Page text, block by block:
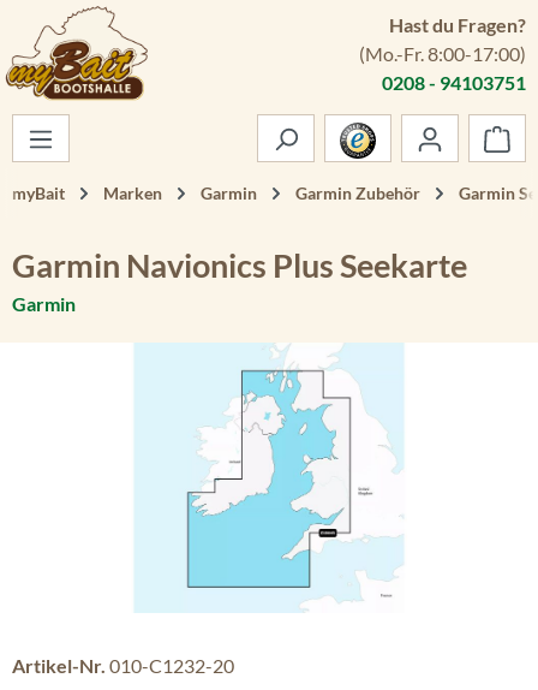
Zum Hauptinhalt springen
Hast du Fragen?
(Mo.-Fr. 8:00-17:00)
0208 - 94103751
myBait Marken Garmin Garmin Zubehör Garmin
Garmin Navionics Plus Seekarte
Garmin
Artikel-Nr. 010-C1232-20